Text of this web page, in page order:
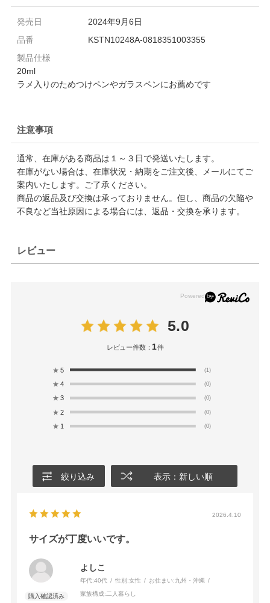
発売日
2024年9月6日
品番
KSTN10248A-0818351003355
製品仕様
20ml
ラメ入りのためつけペンやガラスペンにお薦めです
注意事項
通常、在庫がある商品は１～３日で発送いたします。
在庫がない場合は、在庫状況・納期をご注文後、メールにてご
案内いたします。ご了承ください。
商品の返品及び交換は承っておりません。但し、商品の欠陥や
不良など当社原因による場合には、返品・交換を承ります。
レビュー
5.0
レビュー件数：1件
★ 5 (1)
★ 4 (0)
★ 3 (0)
★ 2 (0)
★ 1 (0)
絞り込み 表示：新しい順
2026.4.10
サイズが丁度いいです。
よしこ
年代:40代 性別:女性 お住まい:九州・沖縄
家族構成:二人暮らし